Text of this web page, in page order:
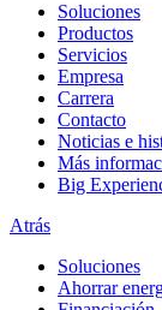
Soluciones
Productos
Servicios
Empresa
Carrera
Contacto
Noticias e
Más
Big
Atrás
Soluciones
Ahorrar